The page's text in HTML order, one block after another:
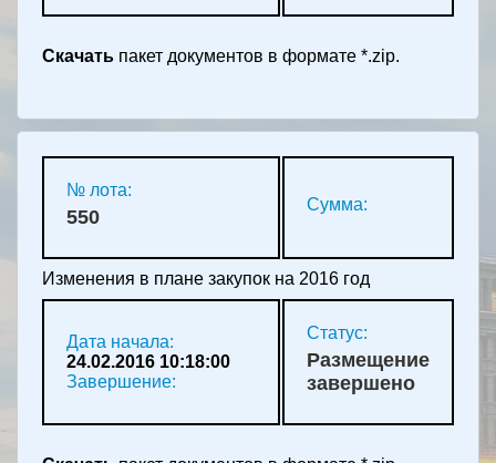
Скачать пакет документов в формате *.zip.
№ лота:
550
Сумма:
Изменения в плане закупок на 2016 год
Дата начала:
24.02.2016 10:18:00
Завершение:
Статус:
Размещение
завершено